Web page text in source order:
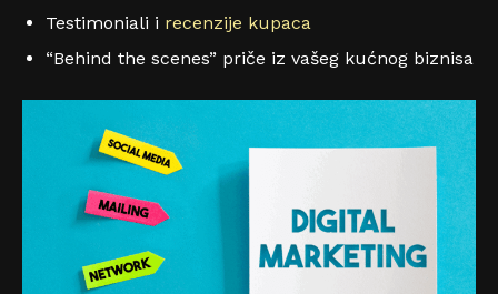
Testimoniali i recenzije kupaca
“Behind the scenes” priče iz vašeg kućnog biznisa